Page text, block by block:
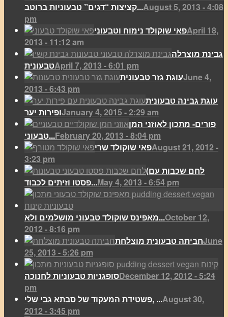
קציצות “דגים” טבעוניות ברוטב...August 5, 2013 - 4:08
pm
פאי שוקולד נימוח וטבעוניApril 18,
2013 - 11:12 am
גבינת מוצרלה
טבעוניתApril 7, 2013 - 6:01 pm
עוגת גזר טבעוניתJune 4,
2013 - 6:43 pm
עוגת גבינה טבעונית
ופירות יערJanuary 4, 2015 - 2:29 am
פורים- מתכון לאוזני המן
טבעוני...February 20, 2013 - 8:04 pm
פאי שוקולד שריAugust 21, 2012 -
3:23 pm
(לחם שכבות עם
פסטו וזיתים לכבוד...May 4, 2013 - 6:54 pm
מאפינס שוקולד טבעוני מושלמים ולא...October 12,
2012 - 8:16 pm
חביתה טבעונית מוצלחתJune
25, 2013 - 5:26 pm
סופגניות טבעוניות לחנוכהDecember 12, 2012 - 5:24
pm
פשטידת המעקוד של סבתא גבי שלי, ...August 30,
2012 - 3:45 pm